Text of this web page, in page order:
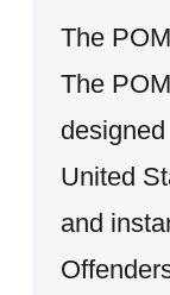
The
The
United
and